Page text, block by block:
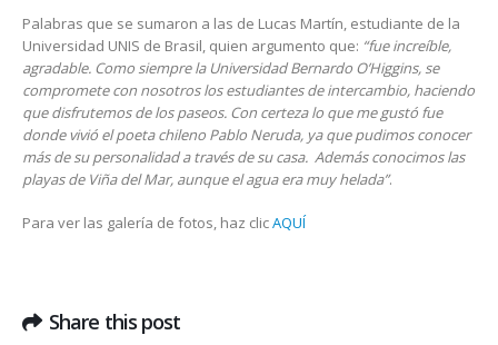
Palabras que se sumaron a las de Lucas Martín, estudiante de la
Universidad UNIS de Brasil, quien argumento que: “fue increíble,
agradable. Como siempre la Universidad Bernardo O’Higgins, se
compromete con nosotros los estudiantes de intercambio, haciendo
que disfrutemos de los paseos. Con certeza lo que me gustó fue
donde vivió el poeta chileno Pablo Neruda, ya que pudimos conocer
más de su personalidad a través de su casa. Además conocimos las
playas de Viña del Mar, aunque el agua era muy helada”.
Para ver las galería de fotos, haz clicAQUÍ
Share this post